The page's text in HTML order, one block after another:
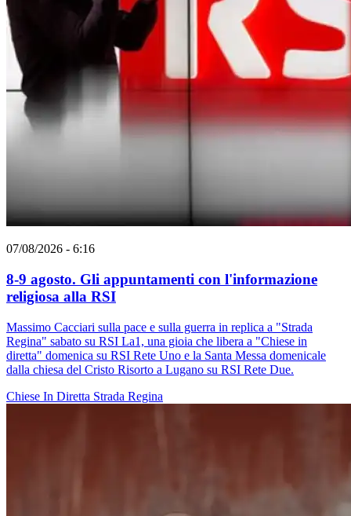
07/08/2026 - 6:16
8-9 agosto. Gli appuntamenti con l'informazione
religiosa alla RSI
Massimo Cacciari sulla pace e sulla guerra in replica a "Strada
Regina" sabato su RSI La1, una gioia che libera a "Chiese in
diretta" domenica su RSI Rete Uno e la Santa Messa domenicale
dalla chiesa del Cristo Risorto a Lugano su RSI Rete Due.
Chiese In Diretta Strada Regina